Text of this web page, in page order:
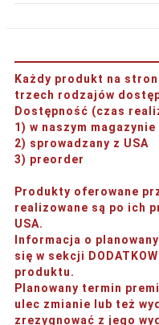
Każdy produkt na
trzech rodzajów
Dostępność (czas
1) w naszym magazynie
2) sprowadzany z USA
3) preorder
Produkty oferowane
realizowane są po ich
USA.
Informacja o
się w sekcji
produktu.
Planowany termin
ulec zmianie lub też
zrezygnować z jego